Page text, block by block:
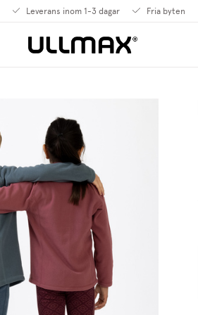
Leverans inom 1-3 dagar Fria byten